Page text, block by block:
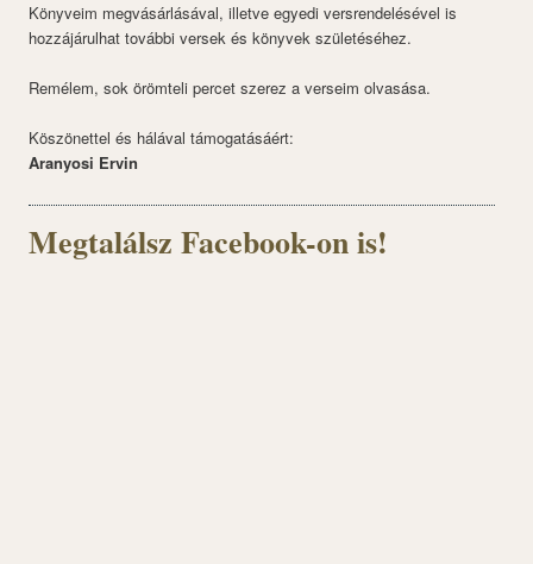
Könyveim megvásárlásával, illetve egyedi versrendelésével is
hozzájárulhat további versek és könyvek születéséhez.
Remélem, sok örömteli percet szerez a verseim olvasása.
Köszönettel és hálával támogatásáért:
Aranyosi Ervin
Megtalálsz Facebook-on is!